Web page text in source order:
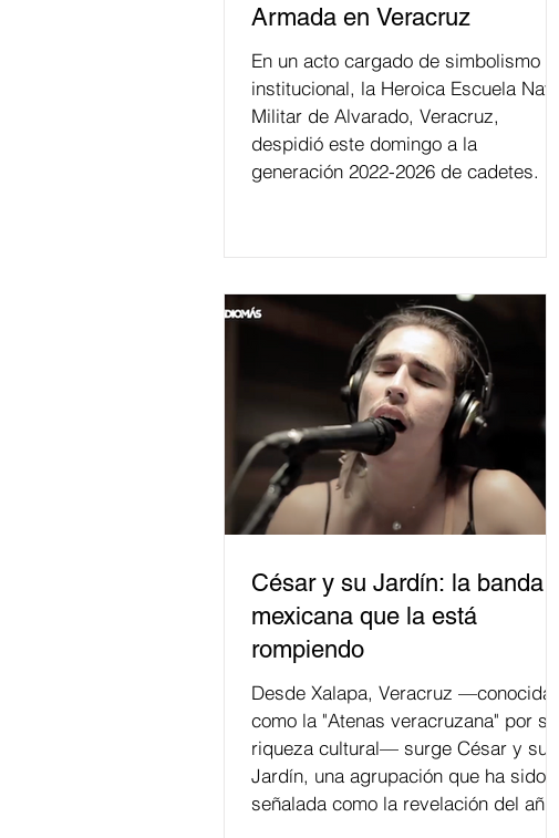
Armada en Veracruz
En un acto cargado de simbolismo
institucional, la Heroica Escuela Naval
Militar de Alvarado, Veracruz,
despidió este domingo a la
generación 2022-2026 de cadetes.
César y su Jardín: la banda
mexicana que la está
rompiendo
Desde Xalapa, Veracruz —conocida
como la "Atenas veracruzana" por su
riqueza cultural— surge César y su
Jardín, una agrupación que ha sido
señalada como la revelación del año